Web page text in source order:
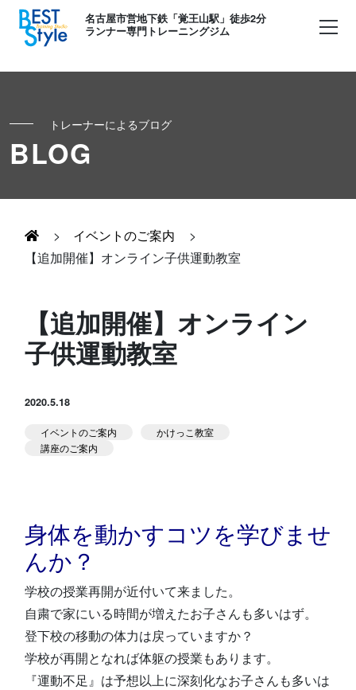
名古屋市営地下鉄「覚王山駅」徒歩2分
ランナー専門トレーニングジム
初めての方へ
お客様の声
足育
Runner's パーソナル
Runner's ピラティス
キッズ・かけっこ
お知らせ
NEWS
アクセス 問い合せ
体験予約する TELする
トレーナーによるブログ
BLOG
> イベントのご案内
>
【追加開催】オンライン子供運動教室
【追加開催】オンライン
子供運動教室
2020.5.18
イベントのご案内
かけっこ教室
講座のご案内
身体を動かすコツを学びませ
んか？
学校の授業再開が近付いて来ました。
自粛で家にいる時間が増えたお子さんも多いはず。
登下校の移動の体力は戻っていますか？
学校が再開となれば体躯の授業もあります。
『運動不足』は予想以上に深刻化なお子さんも多いは